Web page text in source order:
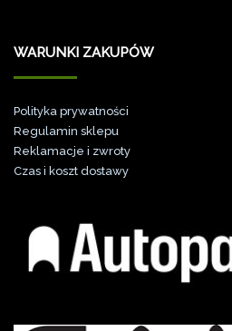
WARUNKI ZAKUPÓW
Polityka prywatności
Regulamin sklepu
Reklamacje i zwroty
Czas i koszt dostawy